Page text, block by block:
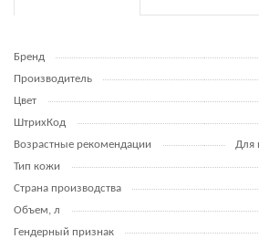
Бренд
Производитель
Цвет
ШтрихКод
Возрастные рекомендации
Для
Тип кожи
Страна производства
Объем, л
Гендерный признак